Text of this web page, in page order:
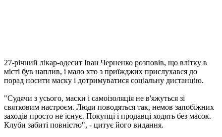
27-річний лікар-одесит Іван Черненко розповів, що влітку в
місті був наплив, і мало хто з приїжджих прислухався до
порад носити маску і дотримуватися соціальну дистанцію.
"Судячи з усього, маски і самоізоляція не в'яжуться зі
святковим настроєм. Люди поводяться так, немов запобіжних
заходів просто не існує. Покупці і продавці ходять без масок.
Клуби забиті повністю", - цитує його видання.